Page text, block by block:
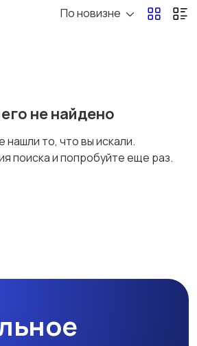
Материалы для
По новизне
не найдено
нашли то, что вы искали.
поиска и попробуйте еще раз.